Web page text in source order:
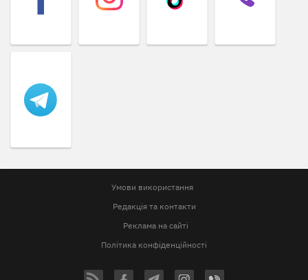
Умови використання
Редакція та контакти
Реклама на сайті
Політика конфіденційності